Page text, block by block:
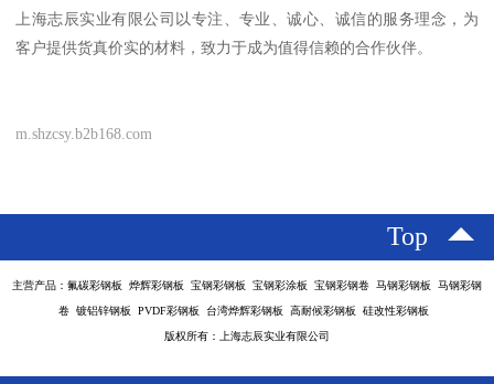
上海志辰实业有限公司以专注、专业、诚心、诚信的服务理念，为
客户提供货真价实的材料，致力于成为值得信赖的合作伙伴。
m.shzcsy.b2b168.com
Top
主营产品：氟碳彩钢板 烨辉彩钢板 宝钢彩钢板 宝钢彩涂板 宝钢彩钢卷 马钢彩钢板 马钢彩钢
卷 镀铝锌钢板 PVDF彩钢板 台湾烨辉彩钢板 高耐候彩钢板 硅改性彩钢板
版权所有：上海志辰实业有限公司